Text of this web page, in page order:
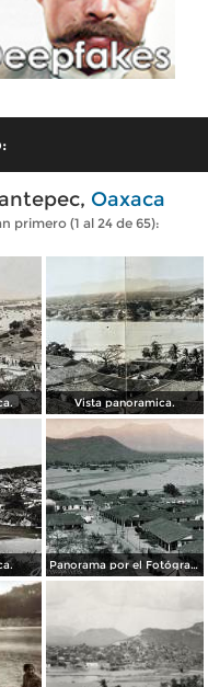
Oaxaca
primero (1 al 24 de 65):
Vista panoramica.
Panorama por el Fotógrafo Hugo Brehme.